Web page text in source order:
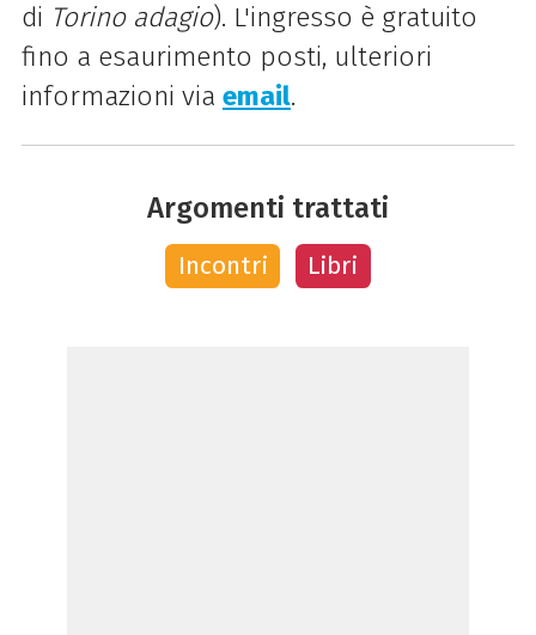
di Torino adagio). L'ingresso è gratuito
fino a esaurimento posti, ulteriori
informazioni via email.
Argomenti trattati
Incontri Libri